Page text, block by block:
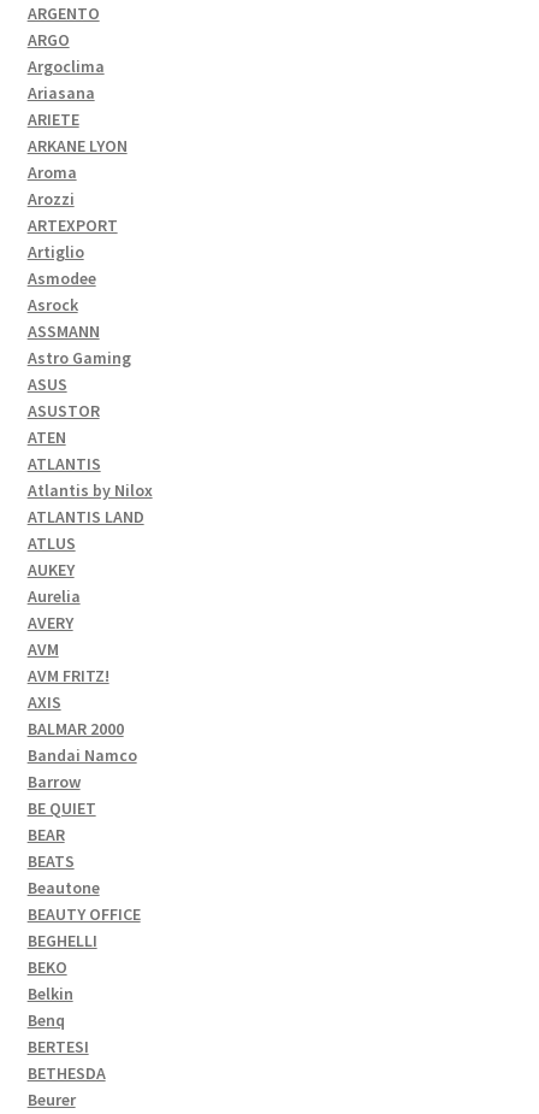
ARGENTO
ARGO
Argoclima
Ariasana
ARIETE
ARKANE LYON
Aroma
Arozzi
ARTEXPORT
Artiglio
Asmodee
Asrock
ASSMANN
Astro Gaming
ASUS
ASUSTOR
ATEN
ATLANTIS
Atlantis by Nilox
ATLANTIS LAND
ATLUS
AUKEY
Aurelia
AVERY
AVM
AVM FRITZ!
AXIS
BALMAR 2000
Bandai Namco
Barrow
BE QUIET
BEAR
BEATS
Beautone
BEAUTY OFFICE
BEGHELLI
BEKO
Belkin
Benq
BERTESI
BETHESDA
Beurer